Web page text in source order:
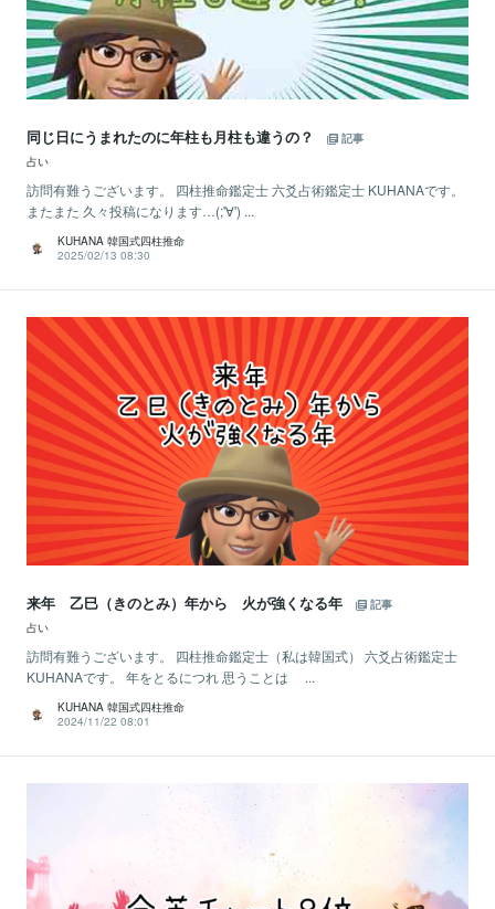
同じ日にうまれたのに年柱も月柱も違うの？
記事
占い
訪問有難うございます。 四柱推命鑑定士 六爻占術鑑定士 KUHANAです。
またまた 久々投稿になります…(;'∀') ...
KUHANA 韓国式四柱推命
2025/02/13 08:30
来年 乙巳（きのとみ）年から 火が強くなる年
記事
占い
訪問有難うございます。 四柱推命鑑定士（私は韓国式） 六爻占術鑑定士
KUHANAです。 年をとるにつれ 思うことは ...
KUHANA 韓国式四柱推命
2024/11/22 08:01